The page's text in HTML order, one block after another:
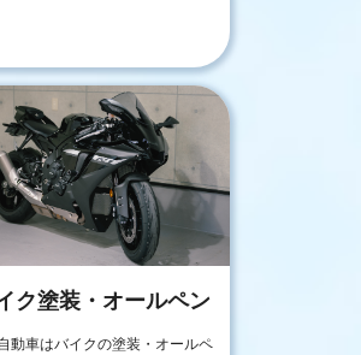
ク塗装・オールペン
動車はバイクの塗装・オールペ